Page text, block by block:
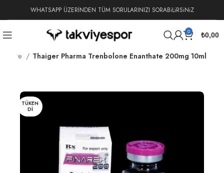
WHATSAPP ÜZERİNDEN TÜM SORULARINIZI SORABiLiRSiNiZ
0 ₺0,00
Thaiger Pharma Trenbolone Enanthate 200mg 10ml
TÜKEN
DI